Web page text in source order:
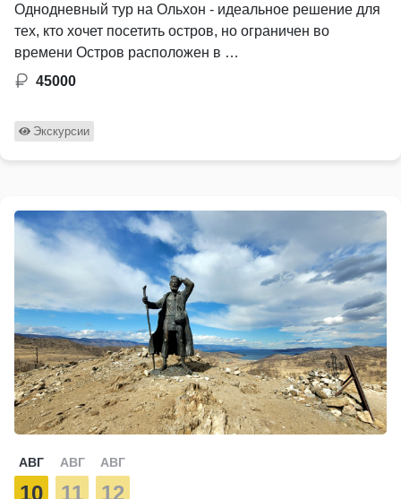
Однодневный тур на Ольхон - идеальное решение для
тех, кто хочет посетить остров, но ограничен во
времени Остров расположен в …
45000
Экскурсии
АВГ
10
АВГ
11
АВГ
12